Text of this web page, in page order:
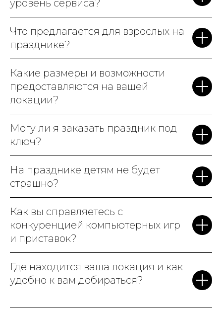
уровень сервиса?
Что предлагается для взрослых на
празднике?
Какие размеры и возможности
предоставляются на вашей
локации?
Могу ли я заказать праздник под
ключ?
На празднике детям не будет
страшно?
Как вы справляетесь с
конкуренцией компьютерных игр
и приставок?
Где находится ваша локация и как
удобно к вам добираться?